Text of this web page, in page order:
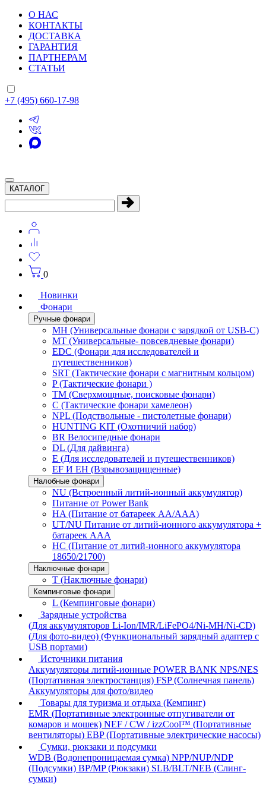
О НАС
КОНТАКТЫ
ДОСТАВКА
ГАРАНТИЯ
ПАРТНЕРАМ
СТАТЬИ
+7 (495) 660-17-98
КАТАЛОГ
0
Новинки
Фонари
Ручные фонари
MH (Универсальные фонари с зарядкой от USB-C)
MT (Универсальные- повсевдневые фонари)
EDC (Фонари для исследователей и
путешественников)
SRT (Тактические фонари с магнитным кольцом)
P (Тактические фонари )
TM (Сверхмощные, поисковые фонари)
C (Тактические фонари хамелеон)
NPL (Подствольные - пистолетные фонари)
HUNTING KIT (Охотничий набор)
BR Велосипедные фонари
DL (Для дайвинга)
E (Для исследователей и путешественников)
EF И EH (Взрывозащищенные)
Налобные фонари
NU (Встроенный литий-ионный аккумулятор)
Питание от Power Bank
HA (Питание от батареек AA/AAA)
UT/NU Питание от литий-ионного аккумулятора +
батареек AAA
HC (Питание от литий-ионного аккумулятора
18650/21700)
Наключные фонари
T (Наключные фонари)
Кемпинговые фонари
L (Кемпинговые фонари)
Зарядные устройства
(Для аккумуляторов Li-Ion/IMR/LiFePO4/Ni-MH/Ni-CD)
(Для фото-видео) (Функциональный зарядный адаптер с
USB портами)
Источники питания
Аккумуляторы литий-ионные POWER BANK NPS/NES
(Портативная электростанция) FSP (Солнечная панель)
Аккумуляторы для фото/видео
Товары для туризма и отдыха (Кемпинг)
EMR (Портативные электронные отпугиватели от
комаров и мошек) NEF / CW / izzCool™ (Портативные
вентиляторы) EBP (Портативные электрические насосы)
Сумки, рюкзаки и подсумки
WDB (Водонепроницаемая сумка) NPP/NUP/NDP
(Подсумки) BP/MP (Рюкзаки) SLB/BLT/NEB (Слинг-
сумки)